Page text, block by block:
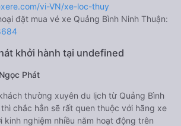
vi-VN/xe-loc-thuy
đặt mua vé xe Quảng Bình Ninh Thuận:
khởi hành tại undefined
Phát
thường xuyên du lịch từ Quảng Bình
chắc hẳn sẽ rất quen thuộc với hãng xe
kinh nghiệm nhiều năm hoạt động trên